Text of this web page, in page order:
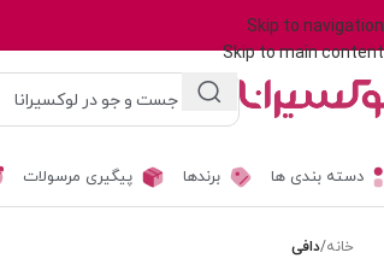
Skip to navigation
Skip to main content
دسته بندی ها برندها پیگیری مرسولات
خانه/دافی